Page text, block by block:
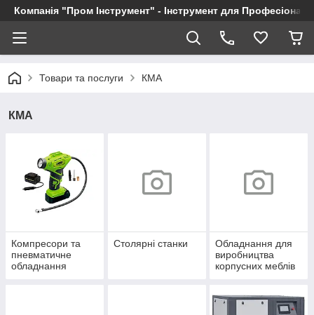
Компанія "Пром Інструмент" - Інструмент для
Товари та послуги КМА
КМА
Компресори та
пневматичне
обладнання
Столярні станки
Обладнання для
виробництва
корпусних меблів